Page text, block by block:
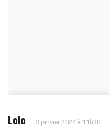
Lolo 3 janvier 2024 à 11h30